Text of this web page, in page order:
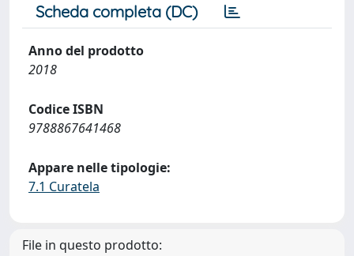
Scheda completa (DC)
Anno del prodotto
2018
Codice ISBN
9788867641468
Appare nelle tipologie:
7.1 Curatela
File in questo prodotto: